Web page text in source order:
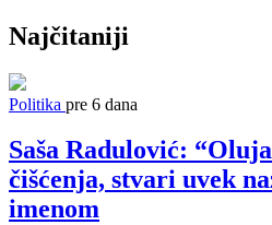
Najčitaniji
Politika pre 6 dana
Saša Radulović:
čišćenja, stvari uvek
imenom